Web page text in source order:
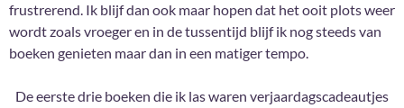
frustrerend. Ik blijf dan ook maar hopen dat het ooit plots weer
wordt zoals vroeger en in de tussentijd blijf ik nog steeds van
boeken genieten maar dan in een matiger tempo.
De eerste drie boeken die ik las waren verjaardagscadeautjes